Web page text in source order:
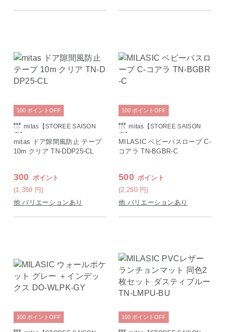
mitas【STOREE SAISON
店】
mitas ドア隙間風防止 テープ
10m クリア TN-DDP25-CL
300 ポイント
(1,350 円)
100 ポイント OFF
他 バリエーションあり
mitas【STOREE SAISON
店】
MILASIC ベビーバスローブ C-
コアラ TN-BGBR-C
500 ポイント
(2,250 円)
100 ポイント OFF
他 バリエーションあり
100 ポイント OFF 100 ポイント OFF